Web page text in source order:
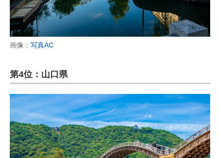
画像： 写真AC
第4位：山口県